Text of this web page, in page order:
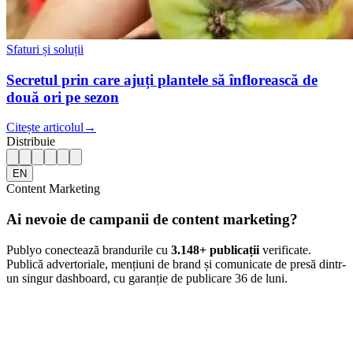
Sfaturi și soluții
Secretul prin care ajuți plantele să înflorească de
două ori pe sezon
Citește articolul →
Distribuie
EN
Content Marketing
Ai nevoie de campanii de content marketing?
Publyo conectează brandurile cu 3.148+ publicații verificate.
Publică advertoriale, mențiuni de brand și comunicate de presă dintr-
un singur dashboard, cu garanție de publicare 36 de luni.